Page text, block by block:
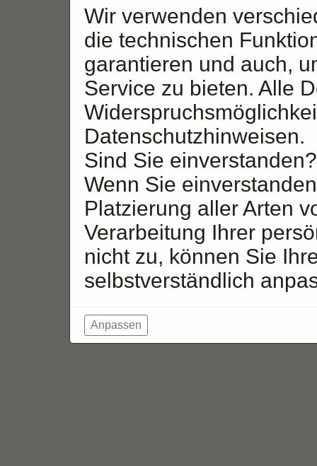
Wir verwenden
die technischen
garantieren und auch,
Service zu bieten. Alle
Datenschutzhinweisen.
Sind Sie
Wenn Sie
Platzierung aller Arten
Verarbeitung Ihrer
nicht zu, können Sie
selbstverständlich
Anpassen